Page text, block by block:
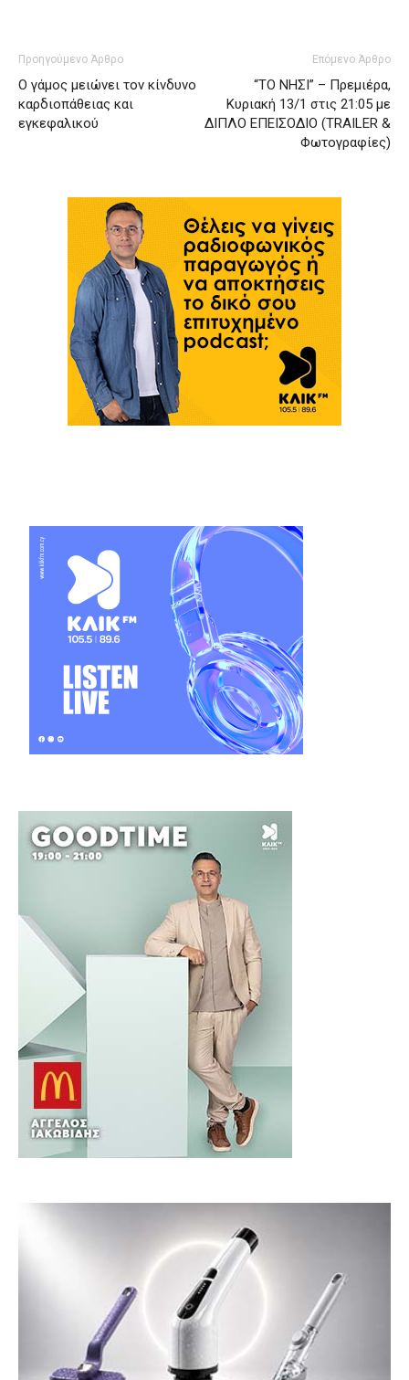
Προηγούμενο Άρθρο
Ο γάμος μειώνει τον κίνδυνο
καρδιοπάθειας και
εγκεφαλικού
Επόμενο Άρθρο
“ΤΟ ΝΗΣΙ” – Πρεμιέρα,
Κυριακή 13/1 στις 21:05 με
ΔΙΠΛΟ ΕΠΕΙΣΟΔΙΟ (TRAILER &
Φωτογραφίες)